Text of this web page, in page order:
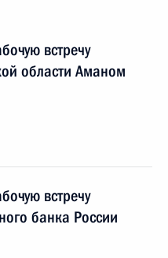
встречу
области Аманом
встречу
банка России